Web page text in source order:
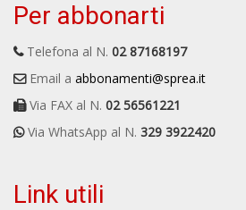
Per abbonarti
Telefona al N. 02 87168197
Email a abbonamenti@sprea.it
Via FAX al N. 02 56561221
Via WhatsApp al N. 329 3922420
Link utili